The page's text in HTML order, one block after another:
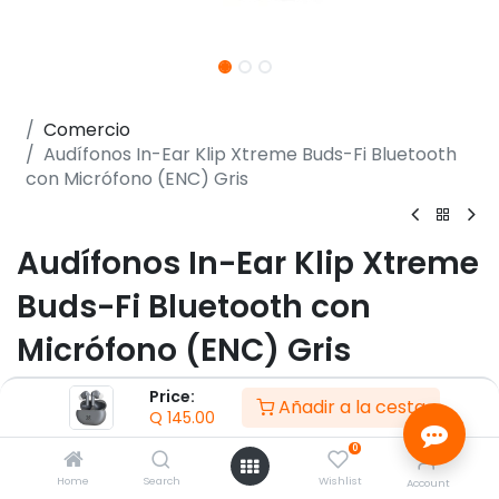
Price:
Q 145.00 Añadir a la cesta
Home Search
0
Wishlist Account
Comercio
Audífonos In-Ear Klip Xtreme Buds-Fi Bluetooth
con Micrófono (ENC) Gris
Audífonos In-Ear Klip Xtreme
Buds-Fi Bluetooth con
Micrófono (ENC) Gris
(0 reseña)
- Audífonos tipo TWS
- Factor de forma Intraaural
- Micrófono integrado con cancelación de ruido